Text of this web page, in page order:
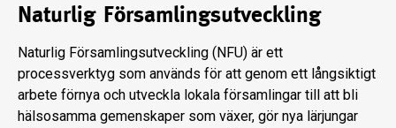
Naturlig Församlingsutveckling
Naturlig Församlingsutveckling (NFU) är ett
processverktyg som används för att genom ett långsiktigt
arbete förnya och utveckla lokala församlingar till att bli
hälsosamma gemenskaper som växer, gör nya lärjungar